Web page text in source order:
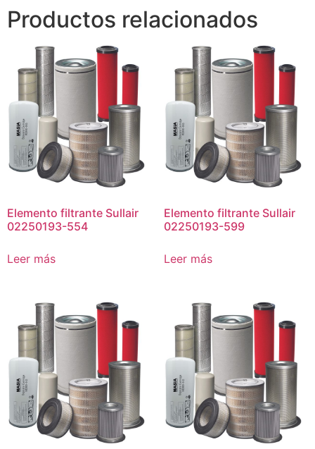
Productos relacionados
Elemento filtrante Sullair
02250193-554
Leer más
Elemento filtrante Sullair
02250193-599
Leer más